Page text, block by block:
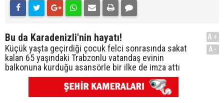
Bu da Karadenizli'nin hayatı!
Küçük yaşta geçirdiği çocuk felci sonrasında sakat
kalan 65 yaşındaki Trabzonlu vatandaş evinin
balkonuna kurduğu asansörle bir ilke de imza attı
A+
A-